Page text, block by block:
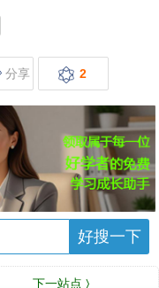
分享 2
好搜一下
下一站点 〉